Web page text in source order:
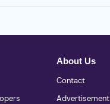
About Us
Contact
Advertisement